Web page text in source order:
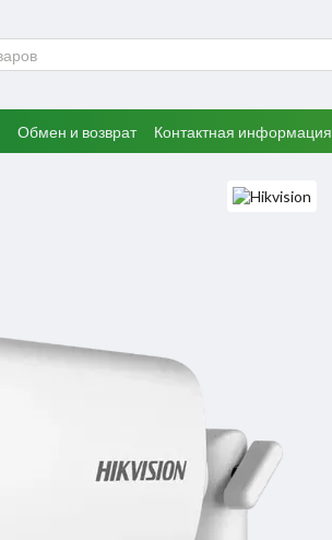
Обмен и возврат Контактная информация